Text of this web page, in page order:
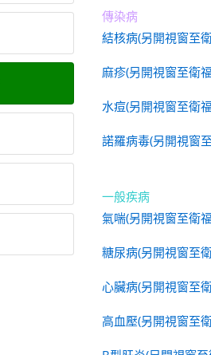
傳染病
結核病(另開視窗至
麻疹(另開視窗至衛
水痘(另開視窗至衛
諾羅病毒(另開視窗
一般疾病
氣喘(另開視窗至衛
糖尿病(另開視窗至
心臟病(另開視窗至
高血壓(另開視窗至